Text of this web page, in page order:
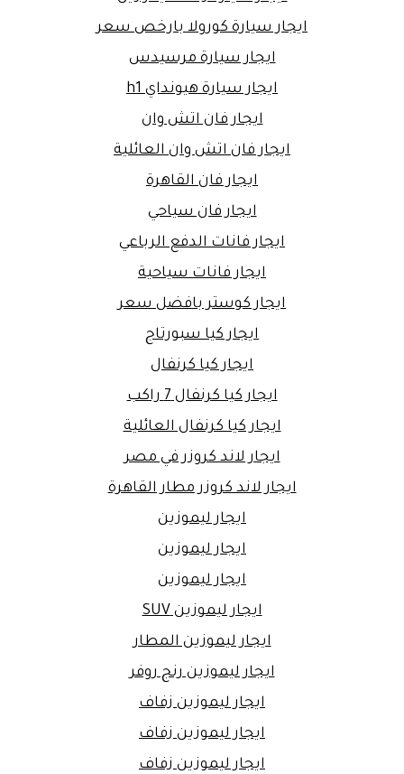
ايجار سيارة كورولا بارخص سعر
ايجار سيارة مرسيدس
ايجار سيارة هيونداي h1
ايجار فان اتش وان
ايجار فان اتش وان العائلية
ايجار فان القاهرة
ايجار فان سياحي
ايجار فانات الدفع الرباعي
ايجار فانات سياحية
ايجار كوستر بافضل سعر
ايجار كيا سبورتاج
ايجار كيا كرنفال
ايجار كيا كرنفال 7 راكب
ايجار كيا كرنفال العائلية
ايجار لاند كروزر في مصر
ايجار لاند كروزر مطار القاهرة
ايجار ليموزين
ايجار ليموزين
ايجار ليموزين
ايجار ليموزين SUV
ايجار ليموزين المطار
ايجار ليموزين رنج روفر
ايجار ليموزين زفاف
ايجار ليموزين زفاف
ايجار ليموزين زفاف